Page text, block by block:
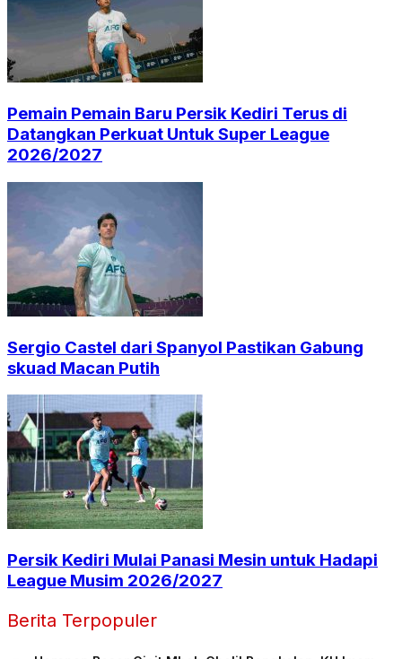
Pemain Pemain Baru Persik Kediri Terus di
Datangkan Perkuat Untuk Super League
2026/2027
Sergio Castel dari Spanyol Pastikan Gabung
skuad Macan Putih
Persik Kediri Mulai Panasi Mesin untuk Hadapi
League Musim 2026/2027
Berita Terpopuler